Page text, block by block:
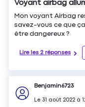
Voyant airbag
Mon voyant Airbag
savez-vous ce que
être dangereux ?
Lire les 2 réponses
Benjamin6723
Le 31 août 2022 à